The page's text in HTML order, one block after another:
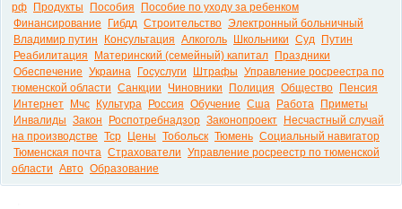
рф
Продукты Пособия
Пособие по уходу за ребенком
Финансирование
Гибдд Строительство Электронный больничный
Владимир путин
Консультация Алкоголь Школьники Суд
Путин
Реабилитация
Материнский (семейный) капитал
Праздники
Обеспечение Украина Госуслуги Штрафы Управление росреестра по
тюменской области Санкции Чиновники Полиция Общество
Пенсия
Интернет
Мчс Культура Россия Обучение Сша Работа
Приметы
Инвалиды Закон Роспотребнадзор Законопроект
Несчастный случай
на производстве Тср Цены Тобольск Тюмень Социальный навигатор
Тюменская почта Страхователи Управление росреестр по тюменской
области Авто Образование